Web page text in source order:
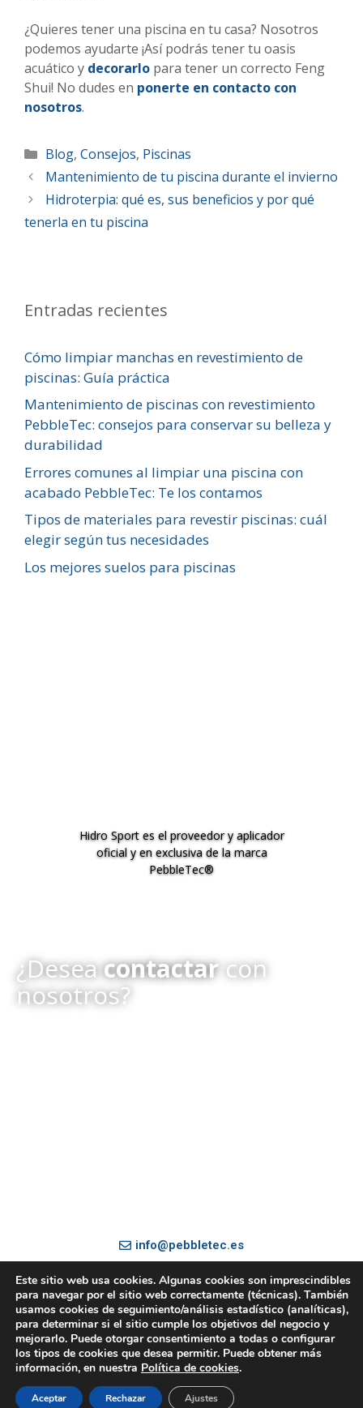
¿Quieres tener una piscina en tu casa? Nosotros
podemos ayudarte ¡Así podrás tener tu oasis
acuático y decorarlo para tener un correcto Feng
Shui! No dudes en ponerte en contacto con
nosotros.
Blog, Consejos, Piscinas
Mantenimiento de tu piscina durante el invierno
Hidroterpia: qué es, sus beneficios y por qué
tenerla en tu piscina
Entradas recientes
Cómo limpiar manchas en revestimiento de
piscinas: Guía práctica
Mantenimiento de piscinas con revestimiento
PebbleTec: consejos para conservar su belleza y
durabilidad
Errores comunes al limpiar una piscina con
acabado PebbleTec: Te los contamos
Tipos de materiales para revestir piscinas: cuál
elegir según tus necesidades
Los mejores suelos para piscinas
Hidro Sport es el proveedor y aplicador
oficial y en exclusiva de la marca
PebbleTec®
¿Deseacontactarcon
nosotros?
info@pebbletec.es
+34 950 58 14 07
+34 617 39 43 91
Este sitio web usa cookies. Algunas cookies son imprescindibles
para navegar por el sitio web correctamente (técnicas). También
usamos cookies de seguimiento/análisis estadístico (analíticas),
para determinar si el sitio cumple los objetivos del negocio y
mejorarlo. Puede otorgar consentimiento a todas o configurar
los tipos de cookies que desea permitir. Puede obtener más
información, en nuestra Política de cookies.
Aceptar Rechazar Ajustes